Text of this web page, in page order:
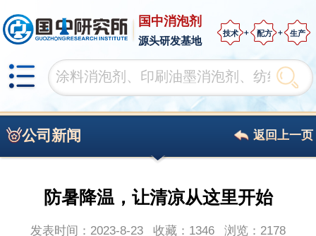
国中消泡剂
源头研发基地
技术 配方 生产
公司新闻 返回上一页
防暑降温，让清凉从这里开始
发表时间：2023-8-23 收藏：1346 浏览： 2178